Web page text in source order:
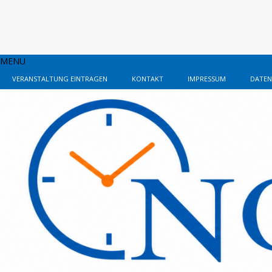
MENU
VERANSTALTUNG EINTRAGEN KONTAKT IMPRESSUM